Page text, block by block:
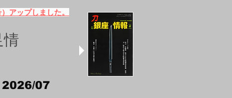
アップしました。
情
2026/07